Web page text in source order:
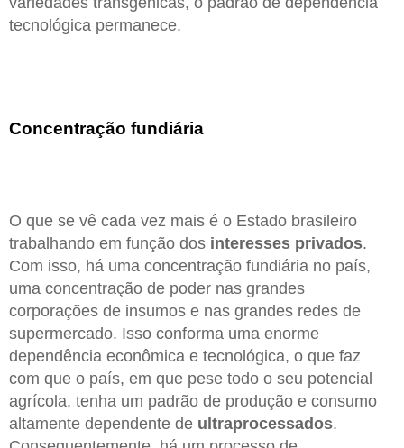
tecnológica permanece.
Concentração fundiária
O que se vê cada vez mais é o Estado brasileiro
trabalhando em função dos interesses privados.
Com isso, há uma concentração fundiária no país,
uma concentração de poder nas grandes
corporações de insumos e nas grandes redes de
supermercado. Isso conforma uma enorme
dependência econômica e tecnológica, o que faz
com que o país, em que pese todo o seu potencial
agrícola, tenha um padrão de produção e consumo
altamente dependente de ultraprocessados.